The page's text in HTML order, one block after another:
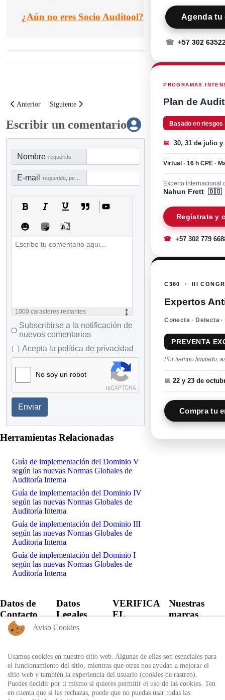
¿Aún no eres Socio Auditool?
Artículo anterior: Guía de implementación del Dominio I según las
Anterior Artículo siguiente: Guía de implementación del Dominio III
Siguiente
Escribir un comentario
Nombre requerido
E-mail
1000 caracteres restantes
Subscribirse a la notificación de
nuevos comentarios
Acepta la política de privacidad
No soy un robot
Enviar
Herramientas Relacionadas
Guía de implementación del Dominio V
según las nuevas Normas Globales de
Auditoría Interna
Guía de implementación del Dominio IV
según las nuevas Normas Globales de
Auditoría Interna
Guía de implementación del Dominio III
según las nuevas Normas Globales de
Auditoría Interna
Guía de implementación del Dominio I
según las nuevas Normas Globales de
Auditoría Interna
Agenda tu
☎ +57 302
PROGRAMAS
Plan de
Basado en riesgos
📅 30, 31 de julio y
Virtual· 16 h CPE·
Experto internacional
Nahun Frett 🇩🇴
Regístrate y
☎ +57 302 779
C360 · III
Expertos
Conecta · Detecta
PREVENTA
Por tiempo limitado,
📅 22 y 23 de
Compra tu
Datos de
Contacto
+57 60 1
6818530
+57 311
8666327 - 323
6964227
Datos
Legales
Política de
Uso
Autorización
de
VERIFICA
EL
certificado
expedido por
Auditool usando
el ID único
Nuestras
marcas
Aviso Cookies
Usamos cookies en nuestro sitio web. Algunas de ellas son esenciales para
el funcionamiento del sitio, mientras que otras nos ayudan a mejorar el
sitio web y también la experiencia del usuario (cookies de rastreo).
Puedes decidir por ti mismo si quieres permitir el uso de las cookies. Ten
en cuenta que si las rechazas, puede que no puedas usar todas las